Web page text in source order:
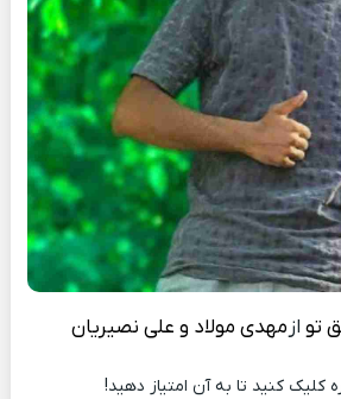
تو از مهدی مولاد و علی نصیریان
کلیک کنید تا به آن امتیاز دهید!